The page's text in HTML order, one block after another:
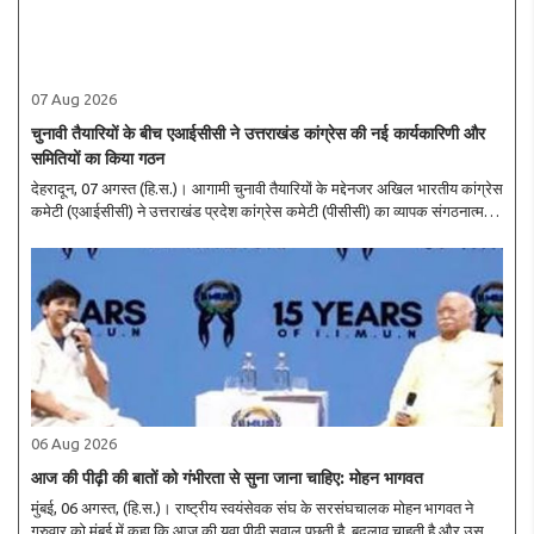
07 Aug 2026
चुनावी तैयारियों के बीच एआईसीसी ने उत्तराखंड कांग्रेस की नई कार्यकारिणी और
समितियों का किया गठन
देहरादून, 07 अगस्त (हि.स.)। आगामी चुनावी तैयारियों के मद्देनजर अखिल भारतीय कांग्रेस
कमेटी (एआईसीसी) ने उत्तराखंड प्रदेश कांग्रेस कमेटी (पीसीसी) का व्यापक संगठनात्मक
06 Aug 2026
आज की पीढ़ी की बातों को गंभीरता से सुना जाना चाहिए: मोहन भागवत
मुंबई, 06 अगस्त, (हि.स.)। राष्ट्रीय स्वयंसेवक संघ के सरसंघचालक मोहन भागवत ने
गुरुवार को मुंबई में कहा कि आज की युवा पीढ़ी सवाल पूछती है, बदलाव चाहती है और उसकी